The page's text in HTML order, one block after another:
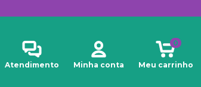
Atendimento Minha conta Meu carrinho
0